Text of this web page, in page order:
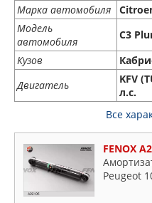
Марка автомобиля
Модель
автомобиля
C3
Кузов
Двигатель
KFV
л.с.
Все
FENOX
Peugeot